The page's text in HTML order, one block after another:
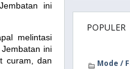
ini
melintasi
ini
curam, dan
POPULER
Mode /